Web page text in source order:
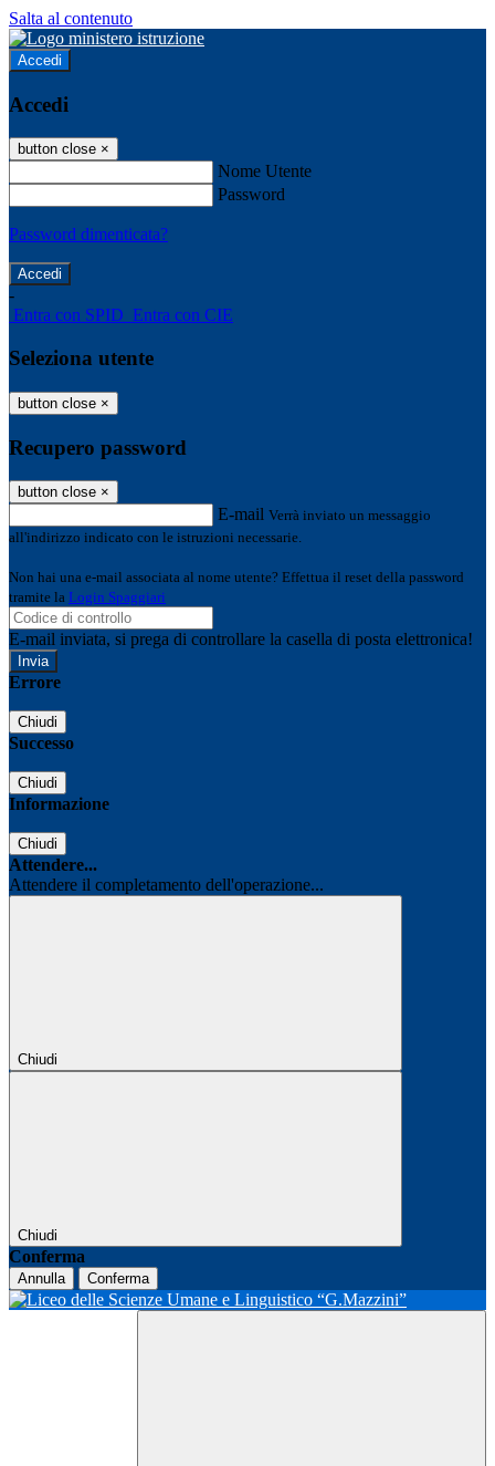
Salta al contenuto
Accedi
Accedi
button close ×
Nome Utente
Password
Password dimenticata?
-
Entra con SPID Entra con CIE
Seleziona utente
button close ×
Recupero password
button close ×
E-mail Verrà inviato un messaggio
all'indirizzo indicato con le istruzioni necessarie.
Non hai una e-mail associata al nome utente? Effettua il reset della password
tramite la Login Spaggiari
E-mail inviata, si prega di controllare la casella di posta elettronica!
Errore
Chiudi
Successo
Chiudi
Informazione
Chiudi
Attendere...
Attendere il completamento dell'operazione...
Chiudi
Chiudi
Conferma
Annulla Conferma